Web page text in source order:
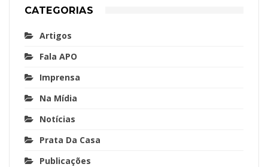
CATEGORIAS
Artigos
Fala APO
Imprensa
Na Mídia
Notícias
Prata Da Casa
Publicações